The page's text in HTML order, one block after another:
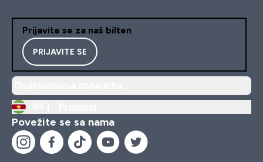
Prijavite se za naš bilten
PRIJAVITE SE
Povežite se sa nama